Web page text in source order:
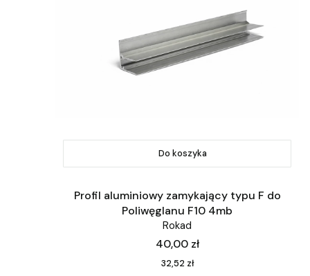
Do koszyka
Profil aluminiowy zamykający typu F do
Poliwęglanu F10 4mb
Rokad
Cena
40,00 zł
Cena
32,52 zł